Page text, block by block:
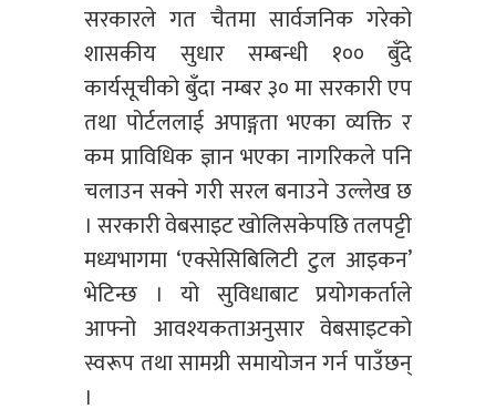
सरकारले गत चैतमा सार्वजनिक गरेको
शासकीय सुधार सम्बन्धी १०० बुँदे
कार्यसूचीको बुँदा नम्बर ३० मा सरकारी एप
तथा पोर्टललाई अपाङ्गता भएका व्यक्ति र
कम प्राविधिक ज्ञान भएका नागरिकले पनि
चलाउन सक्ने गरी सरल बनाउने उल्लेख छ
। सरकारी वेबसाइट खोलिसकेपछि तलपट्टी
मध्यभागमा ‘एक्सेसिबिलिटी टुल आइकन’
भेटिन्छ । यो सुविधाबाट प्रयोगकर्ताले
आफ्नो आवश्यकताअनुसार वेबसाइटको
स्वरूप तथा सामग्री समायोजन गर्न पाउँछन्
।